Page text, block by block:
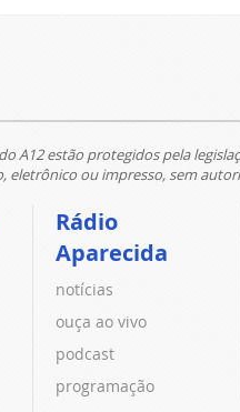
A12 estão protegidos pela
ou impresso, sem
Rádio
Aparecida
notícias
ouça ao vivo
podcast
programação